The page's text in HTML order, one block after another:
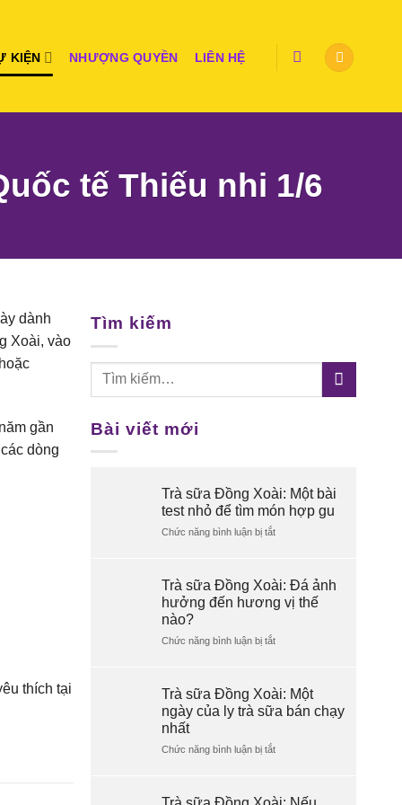
KIỆN NHƯỢNG QUYỀN LIÊN HỆ
tế Thiếu nhi 1/6
dành
Xoài, vào
gần
dòng
thích tại
Tìm kiếm
Bài viết mới
Trà sữa Đồng Xoài: Một bài
test nhỏ để tìm món hợp gu
Chức năng bình luận bị tắt
Đồng
Xoài:
Một
món
hợp
Trà sữa Đồng Xoài: Đá ảnh
hưởng đến hương vị thế
nào?
Chức năng bình luận bị tắt
Đồng
Xoài:
Đá
Trà sữa Đồng Xoài: Một
ngày của ly trà sữa bán chạy
nhất
Chức năng bình luận bị tắt
Đồng